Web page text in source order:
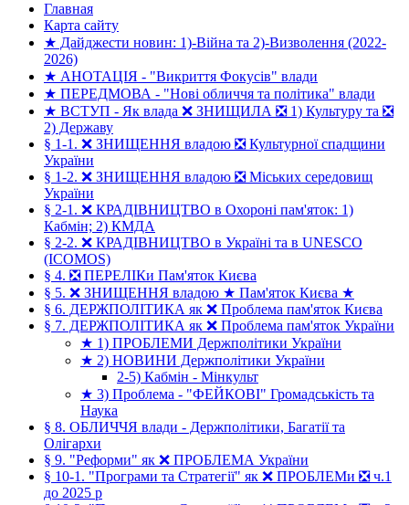
Главная
Карта сайту
★ Дайджести новин: 1)-Війна та 2)-Визволення (2022-
2026)
★ АНОТАЦІЯ - "Викриття Фокусів" влади
★ ПЕРЕДМОВА - "Нові обличчя та політика" влади
★ ВСТУП - Як влада ❌ ЗНИЩИЛА ❎ 1) Культуру та ❎
2) Державу
§ 1-1. ❌ ЗНИЩЕННЯ владою ❎ Культурної спадщини
України
§ 1-2. ❌ ЗНИЩЕННЯ владою ❎ Міських середовищ
України
§ 2-1. ❌ КРАДІВНИЦТВО в Охороні пам'яток: 1)
Кабмін; 2) КМДА
§ 2-2. ❌ КРАДІВНИЦТВО в Україні та в UNESCO
(ICOMOS)
§ 4. ❎ ПЕРЕЛІКи Пам'яток Києва
§ 5. ❌ ЗНИЩЕННЯ владою ★ Пам'яток Києва ★
§ 6. ДЕРЖПОЛІТИКА як ❌ Проблема пам'яток Києва
§ 7. ДЕРЖПОЛІТИКА як ❌ Проблема пам'яток України
★ 1) ПРОБЛЕМИ Держполітики України
★ 2) НОВИНИ Держполітики України
2-5) Кабмін - Мінкульт
★ 3) Проблема - "ФЕЙКОВІ" Громадськість та
Наука
§ 8. ОБЛИЧЧЯ влади - Держполітики, Багатії та
Олігархи
§ 9. "Реформи" як ❌ ПРОБЛЕМА України
§ 10-1. "Програми та Стратегії" як ❌ ПРОБЛЕМи ❎ ч.1
до 2025 р